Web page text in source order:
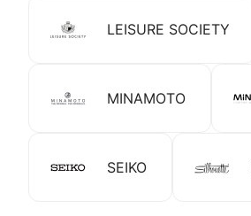
LEISURE SOCIETY
MINAMOTO
SEIKO